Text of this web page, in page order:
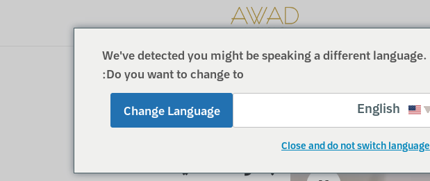
القبيسـى
العطور
العود،
البخور،
مزيل
من نحـن تواصـل معنـا
We've detected you might be speaking a different language.
Do you want to change to:
Change Language
Close and do not switch language